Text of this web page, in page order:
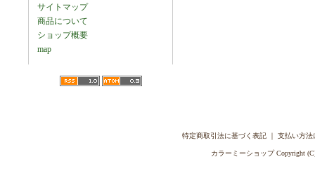
サイトマップ
商品について
ショップ概要
map
特定商取引法に基づく表記｜ 支払い方法
カラーミーショップCopyright